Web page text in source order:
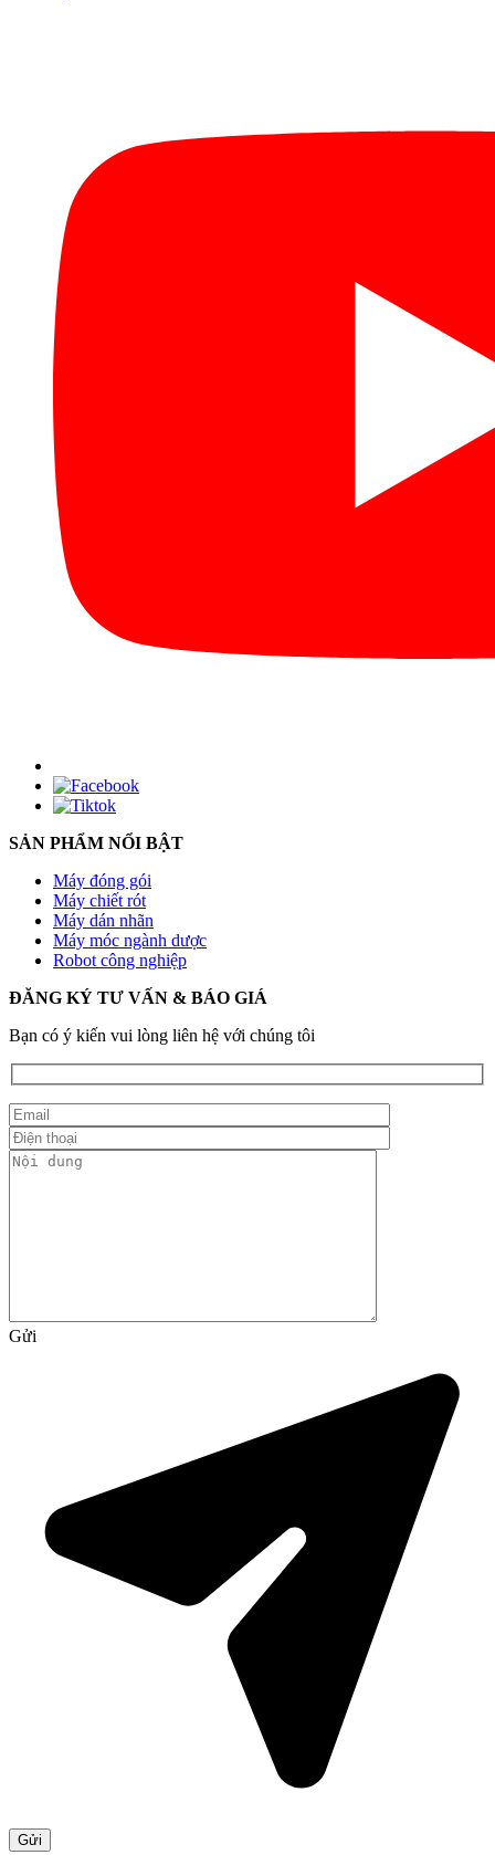
SẢN PHẨM NỔI BẬT
Máy đóng gói
Máy chiết rót
Máy dán nhãn
Máy móc ngành dược
Robot công nghiệp
ĐĂNG KÝ TƯ VẤN & BÁO GIÁ
Bạn có ý kiến vui lòng liên hệ với chúng tôi
Gửi